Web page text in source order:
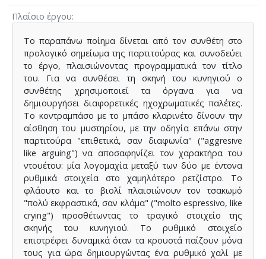
Πλαίσιο έργου
Το παραπάνω ποίημα δίνεται από τον συνθέτη στο
προλογικό σημείωμα της παρτιτούρας και συνοδεύει
το έργο, πλαισιώνοντας προγραμματικά τον τίτλο
του. Για να συνθέσει τη σκηνή του κυνηγιού ο
συνθέτης χρησιμοποιεί τα όργανα για να
δημιουργήσει διαφορετικές ηχοχρωματικές παλέτες.
Το κοντραμπάσο με το μπάσο κλαρινέτο δίνουν την
αίσθηση του μυστηρίου, με την οδηγία επάνω στην
παρτιτούρα "επιθετικά, σαν διαφωνία" ("aggresive
like arguing") να αποσαφηνίζει τον χαρακτήρα του
ντουέτου: μία λογομαχία μεταξύ των δύο με έντονα
ρυθμικά στοιχεία στο χαμηλότερο ρετζίστρο. Το
φλάουτο και το βιολί πλαισιώνουν τον τσακωμό
"πολύ εκφραστικά, σαν κλάμα" ("molto espressivo, like
crying") προσθέτωντας το τραγικό στοιχείο της
σκηνής του κυνηγιού. Το ρυθμικό στοιχείο
επιστρέφει δυναμικά όταν τα κρουστά παίζουν μόνα
τους για ώρα δημιουργώντας ένα ρυθμικό χαλί με